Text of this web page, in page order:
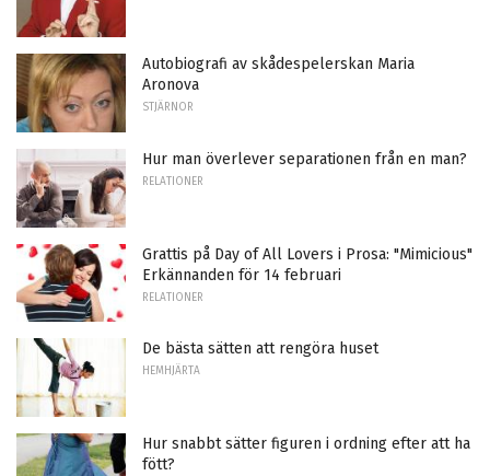
Autobiografi av skådespelerskan Maria
Aronova
STJÄRNOR
Hur man överlever separationen från en man?
RELATIONER
Grattis på Day of All Lovers i Prosa: "Mimicious"
Erkännanden för 14 februari
RELATIONER
De bästa sätten att rengöra huset
HEMHJÄRTA
Hur snabbt sätter figuren i ordning efter att ha
fött?